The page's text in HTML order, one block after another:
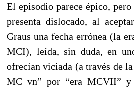
El episodio parece épico,
presenta dislocado, al
Graus una fecha errónea (la
MCI), leída, sin duda, en
ofrecían viciada (a través de
MC vn” por “era MCVII”